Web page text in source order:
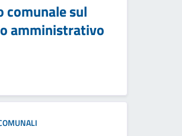
comunale sul
amministrativo